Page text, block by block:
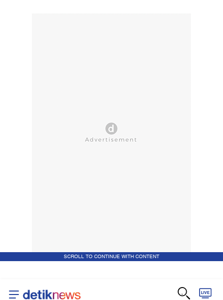
SCROLL TO CONTINUE WITH CONTENT